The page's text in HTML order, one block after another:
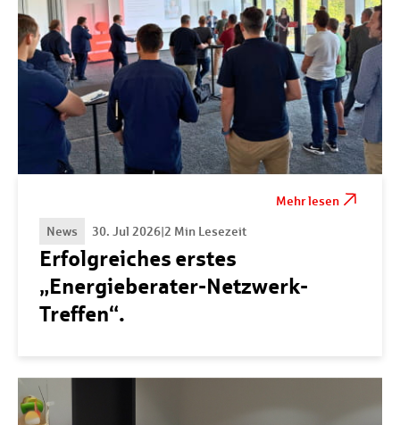
Mehr lesen
News
30. Jul 2026|2 Min Lesezeit
Erfolgreiches erstes
„Energieberater-Netzwerk-
Treffen“.